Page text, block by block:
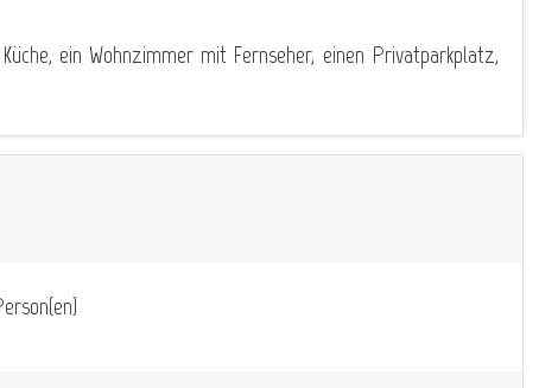
ein Wohnzimmer mit Fernseher, einen Privatparkplatz,